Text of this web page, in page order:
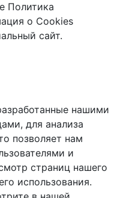
Политика
о Cookies
сайт.
нашими
для анализа
позволяет нам
и
страниц нашего
использования.